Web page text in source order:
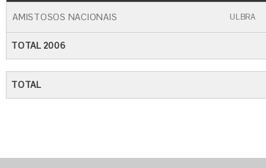
AMISTOSOS NACIONAIS ULBRA
TOTAL 2006
TOTAL